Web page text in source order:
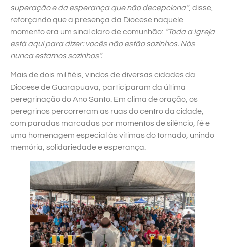
superação e da esperança que não decepciona”, disse,
reforçando que a presença da Diocese naquele
momento era um sinal claro de comunhão: “Toda a Igreja
está aqui para dizer: vocês não estão sozinhos. Nós
nunca estamos sozinhos”.
Mais de dois mil fiéis, vindos de diversas cidades da
Diocese de Guarapuava, participaram da última
peregrinação do Ano Santo. Em clima de oração, os
peregrinos percorreram as ruas do centro da cidade,
com paradas marcadas por momentos de silêncio, fé e
uma homenagem especial às vítimas do tornado, unindo
memória, solidariedade e esperança.